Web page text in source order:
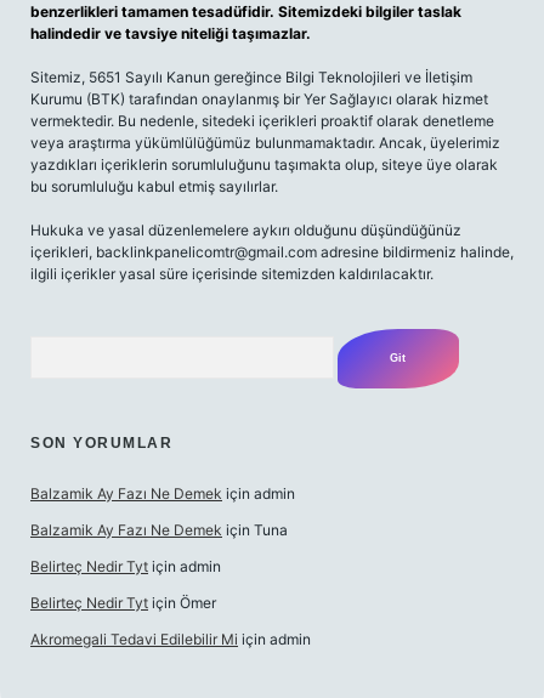
benzerlikleri tamamen tesadüfidir. Sitemizdeki bilgiler taslak
halindedir ve tavsiye niteliği taşımazlar.
Sitemiz, 5651 Sayılı Kanun gereğince Bilgi Teknolojileri ve İletişim
Kurumu (BTK) tarafından onaylanmış bir Yer Sağlayıcı olarak hizmet
vermektedir. Bu nedenle, sitedeki içerikleri proaktif olarak denetleme
veya araştırma yükümlülüğümüz bulunmamaktadır. Ancak, üyelerimiz
yazdıkları içeriklerin sorumluluğunu taşımakta olup, siteye üye olarak
bu sorumluluğu kabul etmiş sayılırlar.
Hukuka ve yasal düzenlemelere aykırı olduğunu düşündüğünüz
içerikleri, backlinkpanelicomtr@gmail.com adresine bildirmeniz halinde,
ilgili içerikler yasal süre içerisinde sitemizden kaldırılacaktır.
SON YORUMLAR
Balzamik Ay Fazı Ne Demek için admin
Balzamik Ay Fazı Ne Demek için Tuna
Belirteç Nedir Tyt için admin
Belirteç Nedir Tyt için Ömer
Akromegali Tedavi Edilebilir Mi için admin